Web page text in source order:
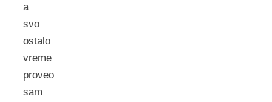
a
svo
ostalo
vreme
proveo
sam